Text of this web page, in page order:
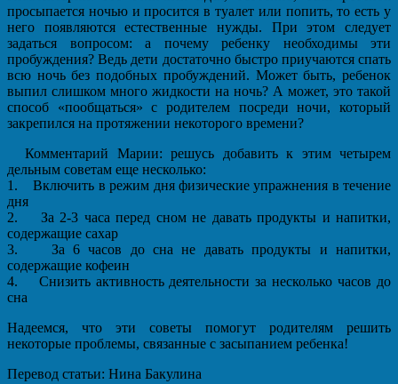
просыпается ночью и просится в туалет или попить, то есть у
него появляются естественные нужды. При этом следует
задаться вопросом: а почему ребенку необходимы эти
пробуждения? Ведь дети достаточно быстро приучаются спать
всю ночь без подобных пробуждений. Может быть, ребенок
выпил слишком много жидкости на ночь? А может, это такой
способ «пообщаться» с родителем посреди ночи, который
закрепился на протяжении некоторого времени?
Комментарий Марии: решусь добавить к этим четырем
дельным советам еще несколько:
1. Включить в режим дня физические упражнения в течение
дня
2. За 2-3 часа перед сном не давать продукты и напитки,
содержащие сахар
3. За 6 часов до сна не давать продукты и напитки,
содержащие кофеин
4. Снизить активность деятельности за несколько часов до
сна
Надеемся, что эти советы помогут родителям решить
некоторые проблемы, связанные с засыпанием ребенка!
Перевод статьи: Нина Бакулина